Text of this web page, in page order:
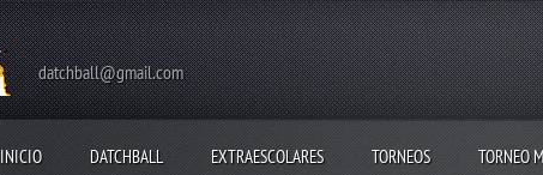
datchball@gmail.com
INICIO DATCHBALL EXTRAESCOLARES TORNEOS TORNEO